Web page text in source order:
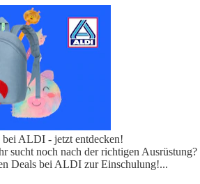
ALDI - jetzt entdecken!
sucht noch nach der richtigen Ausrüstung?
Deals bei ALDI zur Einschulung!...